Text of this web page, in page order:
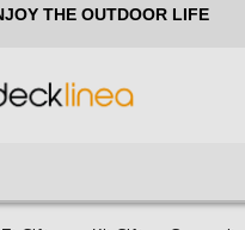
THE OUTDOOR LIFE